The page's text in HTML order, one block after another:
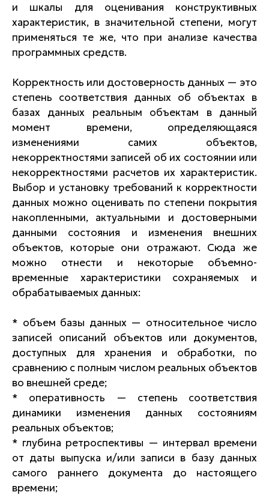
и шкалы для оценивания конструктивных
характеристик, в значительной степени, могут
применяться те же, что при анализе качества
программных средств.
Корректность или достоверность данных — это
степень соответствия данных об объектах в
базах данных реальным объектам в данный
момент времени, определяющаяся
изменениями самих объектов,
некорректностями записей об их состоянии или
некорректностями расчетов их характеристик.
Выбор и установку требований к корректности
данных можно оценивать по степени покрытия
накопленными, актуальными и достоверными
данными состояния и изменения внешних
объектов, которые они отражают. Сюда же
можно отнести и некоторые объемно-
временные характеристики сохраняемых и
обрабатываемых данных:
* объем базы данных — относительное число
записей описаний объектов или документов,
доступных для хранения и обработки, по
сравнению с полным числом реальных объектов
во внешней среде;
* оперативность — степень соответствия
динамики изменения данных состояниям
реальных объектов;
* глубина ретроспективы — интервал времени
от даты выпуска и/или записи в базу данных
самого раннего документа до настоящего
времени;